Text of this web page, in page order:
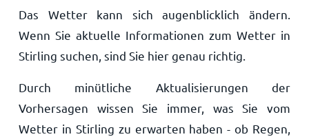
Das Wetter kann sich augenblicklich ändern.
Wenn Sie aktuelle Informationen zum Wetter in
Stirling suchen, sind Sie hier genau richtig.
Durch minütliche Aktualisierungen der
Vorhersagen wissen Sie immer, was Sie vom
Wetter in Stirling zu erwarten haben - ob Regen,